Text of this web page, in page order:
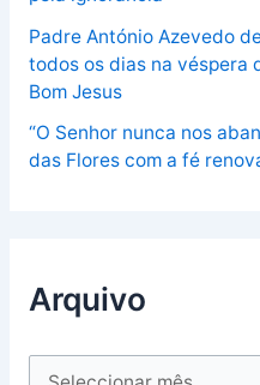
Padre António Azevedo
todos os dias na véspera
Bom Jesus
“O Senhor nunca nos
das Flores com a fé
Arquivo